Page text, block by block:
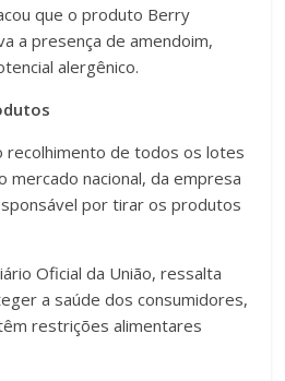
que o produto Berry
a presença de amendoim,
alergênico.
recolhimento de todos os lotes
mercado nacional, da empresa
por tirar os produtos
Oficial da União, ressalta
a saúde dos consumidores,
restrições alimentares